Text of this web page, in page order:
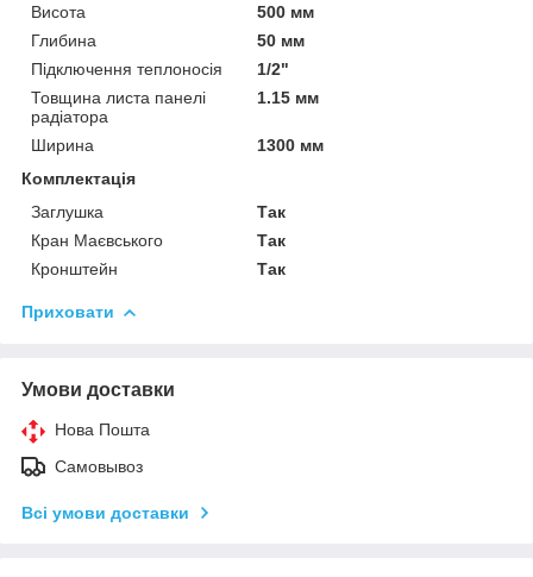
Висота
500 мм
Глибина
50 мм
Підключення теплоносія
1/2"
Товщина листа панелі
радіатора
1.15 мм
Ширина
1300 мм
Комплектація
Заглушка
Так
Кран Маєвського
Так
Кронштейн
Так
Приховати
Умови доставки
Нова Пошта
Самовывоз
Всі умови доставки